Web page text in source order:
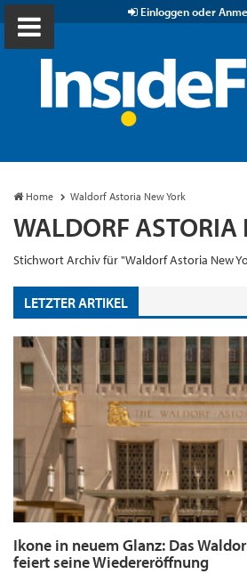
Einloggen oder
Home Waldorf Astoria New York
WALDORF ASTORIA
Stichwort Archiv für "Waldorf Astoria New
LETZTER ARTIKEL
Ikone in neuem Glanz: Das
feiert seine Wiedereröffnung